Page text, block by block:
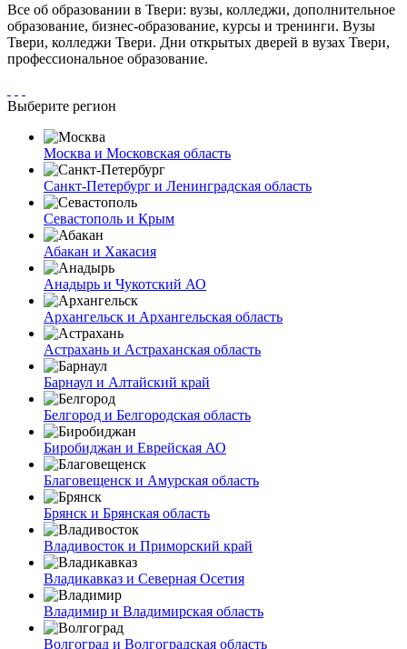
Все об образовании в Твери: вузы, колледжи, дополнительное
образование, бизнес-образование, курсы и тренинги. Вузы
Твери, колледжи Твери. Дни открытых дверей в вузах Твери,
профессиональное образование.
Выберите регион
Москва и Московская область
Санкт-Петербург и Ленинградская область
Севастополь и Крым
Абакан и Хакасия
Анадырь и Чукотский АО
Архангельск и Архангельская область
Астрахань и Астраханская область
Барнаул и Алтайский край
Белгород и Белгородская область
Биробиджан и Еврейская АО
Благовещенск и Амурская область
Брянск и Брянская область
Владивосток и Приморский край
Владикавказ и Северная Осетия
Владимир и Владимирская область
Волгоград и Волгоградская область